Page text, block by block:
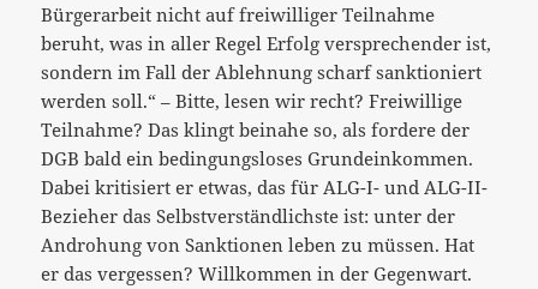
Bürgerarbeit nicht auf freiwilliger Teilnahme
beruht, was in aller Regel Erfolg versprechender ist,
sondern im Fall der Ablehnung scharf sanktioniert
werden soll.“ – Bitte, lesen wir recht? Freiwillige
Teilnahme? Das klingt beinahe so, als fordere der
DGB bald ein bedingungsloses Grundeinkommen.
Dabei kritisiert er etwas, das für ALG-I- und ALG-II-
Bezieher das Selbstverständlichste ist: unter der
Androhung von Sanktionen leben zu müssen. Hat
er das vergessen? Willkommen in der Gegenwart.